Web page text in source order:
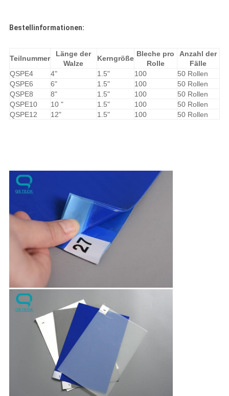
Bestellinformationen:
Teilnummer
Länge der
Walze
Kerngröße
Bleche pro
Rolle
Anzahl der
Fälle
QSPE4
4" 1.5" 100
50 Rollen
QSPE6
6" 1.5" 100
50 Rollen
QSPE8
8" 1.5" 100
50 Rollen
QSPE10
10 " 1.5" 100
50 Rollen
QSPE12
12" 1.5" 100 50 Rollen